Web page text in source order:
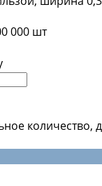
000 шт
количество,